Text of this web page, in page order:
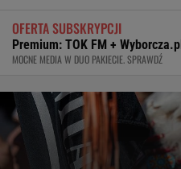
OFERTA SUBSKRYPCJI
Premium: TOK FM + Wyborcza.pl
MOCNE MEDIA W DUO PAKIECIE. SPRAWDŹ